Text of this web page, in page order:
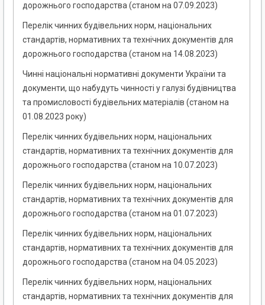
дорожнього господарства (станом на 07.09.2023)
Перелік чинних будівельних норм, національних
стандартів, нормативних та технічних документів для
дорожнього господарства (станом на 14.08.2023)
Чинні національні нормативні документи України та
документи, що набудуть чинності у галузі будівництва
та промисловості будівельних матеріалів (станом на
01.08.2023 року)
Перелік чинних будівельних норм, національних
стандартів, нормативних та технічних документів для
дорожнього господарства (станом на 10.07.2023)
Перелік чинних будівельних норм, національних
стандартів, нормативних та технічних документів для
дорожнього господарства (станом на 01.07.2023)
Перелік чинних будівельних норм, національних
стандартів, нормативних та технічних документів для
дорожнього господарства (станом на 04.05.2023)
Перелік чинних будівельних норм, національних
стандартів, нормативних та технічних документів для